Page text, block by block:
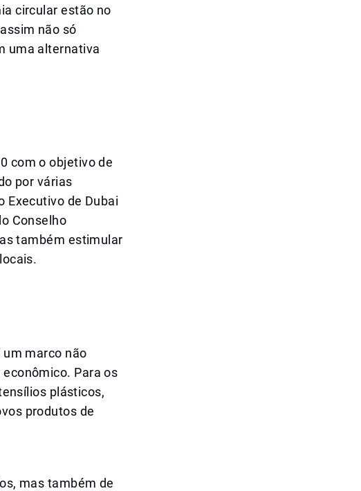
circular estão no
não só
uma alternativa
com o objetivo de
por várias
Executivo de Dubai
Conselho
também estimular
marco não
Para os
plásticos,
produtos de
mas também de